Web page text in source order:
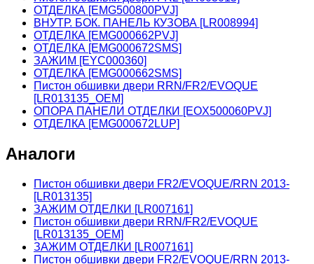
ОТДЕЛКА [EMG500800PVJ]
ВНУТР. БОК. ПАНЕЛЬ КУЗОВА [LR008994]
ОТДЕЛКА [EMG000662PVJ]
ОТДЕЛКА [EMG000672SMS]
ЗАЖИМ [EYC000360]
ОТДЕЛКА [EMG000662SMS]
Пистон обшивки двери RRN/FR2/EVOQUE
[LR013135_OEM]
ОПОРА ПАНЕЛИ ОТДЕЛКИ [EOX500060PVJ]
ОТДЕЛКА [EMG000672LUP]
Аналоги
Пистон обшивки двери FR2/EVOQUE/RRN 2013-
[LR013135]
ЗАЖИМ ОТДЕЛКИ [LR007161]
Пистон обшивки двери RRN/FR2/EVOQUE
[LR013135_OEM]
ЗАЖИМ ОТДЕЛКИ [LR007161]
Пистон обшивки двери FR2/EVOQUE/RRN 2013-